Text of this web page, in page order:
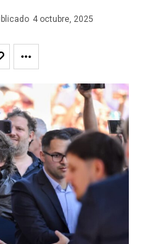
4 octubre, 2025